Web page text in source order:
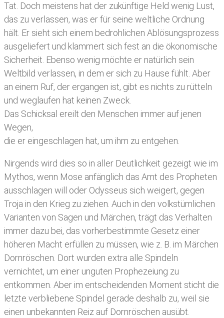
Tat. Doch meistens hat der zukünftige Held wenig Lust,
das zu verlassen, was er für seine weltliche Ordnung
hält. Er sieht sich einem bedrohlichen Ablösungsprozess
ausgeliefert und klammert sich fest an die ökonomische
Sicherheit. Ebenso wenig möchte er natürlich sein
Weltbild verlassen, in dem er sich zu Hause fühlt. Aber
an einem Ruf, der ergangen ist, gibt es nichts zu rütteln
und weglaufen hat keinen Zweck.
Das Schicksal ereilt den Menschen immer auf jenen
Wegen,
die er eingeschlagen hat, um ihm zu entgehen.
Nirgends wird dies so in aller Deutlichkeit gezeigt wie im
Mythos, wenn Mose anfänglich das Amt des Propheten
ausschlagen will oder Odysseus sich weigert, gegen
Troja in den Krieg zu ziehen. Auch in den volkstümlichen
Varianten von Sagen und Märchen, trägt das Verhalten
immer dazu bei, das vorherbestimmte Gesetz einer
höheren Macht erfüllen zu müssen, wie z. B. im Märchen
Dornröschen. Dort wurden extra alle Spindeln
vernichtet, um einer unguten Prophezeiung zu
entkommen. Aber im entscheidenden Moment sticht die
letzte verbliebene Spindel gerade deshalb zu, weil sie
einen unbekannten Reiz auf Dornröschen ausübt.